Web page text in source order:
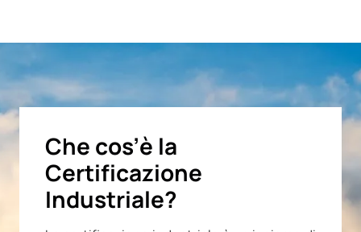
Che cos’è la
Certificazione
Industriale?